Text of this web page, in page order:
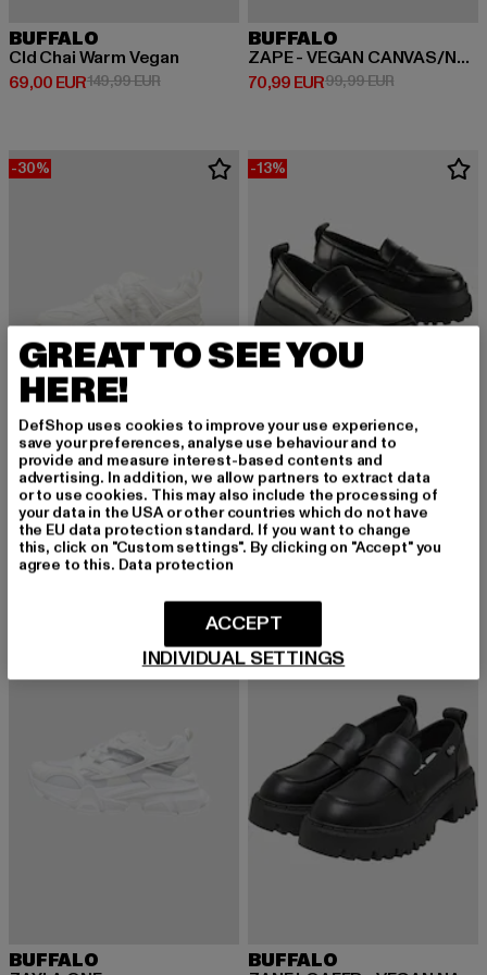
BUFFALO
Cld Chai Warm Vegan
69,00 EUR
Derzeitiger Preis: 69,00 EUR
149,99 EURAktionspreis: 149,99 EUR
BUFFALO
ZAPE - VEGAN CANVAS/NYLON
70,99 EUR
Derzeitiger Preis: 70,99 EUR
99,99 EURAktionspreis:
-30%
BUFFALO
ZAYCE ONE
69,99 EUR
Derzeitiger Preis: 69,99 EUR
99,99 EURAktionspreis: 99,99 EUR
-13%
BUFFALO
Pluto Loafer
69,59 EUR
Derzeitiger Preis: 69,59 EUR
79,99 EUR Aktionspreis:
BUFFALO
-30%
BUFFALO
GREAT TO SEE YOU
HERE!
DefShop uses cookies to improve your use experience,
save your preferences, analyse use behaviour and to
provide and measure interest-based contents and
advertising. In addition, we allow partners to extract data
or to use cookies. This may also include the processing of
your data in the USA or other countries which do not have
the EU data protection standard. If you want to change
this, click on "Custom settings". By clicking on "Accept" you
agree to this. Data protection
INDIVIDUAL SETTINGS
ACCEPT